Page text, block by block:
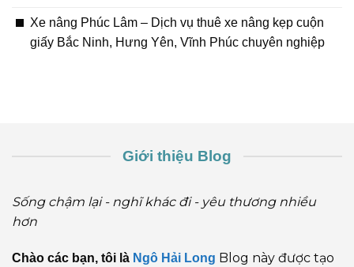
Xe nâng Phúc Lâm – Dịch vụ thuê xe nâng kẹp cuộn
giấy Bắc Ninh, Hưng Yên, Vĩnh Phúc chuyên nghiệp
Giới thiệu Blog
Sống chậm lại - nghĩ khác đi - yêu thương nhiều
hơn
Chào các bạn, tôi là Ngô Hải Long Blog này được tạo